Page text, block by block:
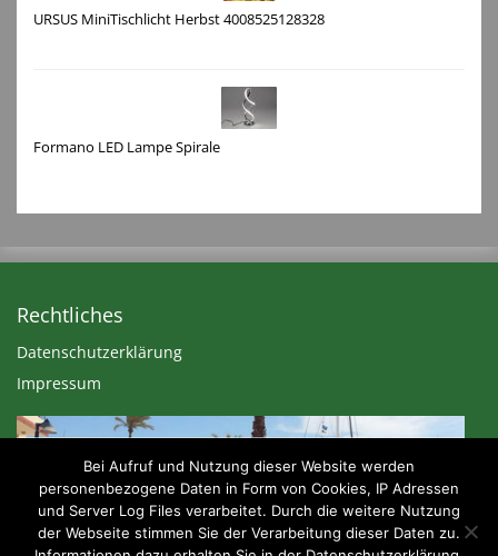
URSUS MiniTischlicht Herbst 4008525128328
Formano LED Lampe Spirale
Rechtliches
Datenschutzerklärung
Impressum
Bei Aufruf und Nutzung dieser Website werden
personenbezogene Daten in Form von Cookies, IP Adressen
und Server Log Files verarbeitet. Durch die weitere Nutzung
der Webseite stimmen Sie der Verarbeitung dieser Daten zu.